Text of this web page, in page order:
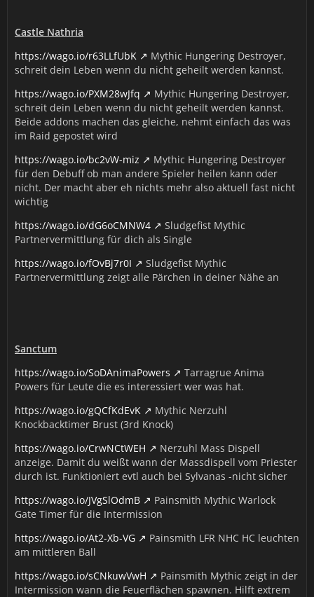
Castle Nathria
https://wago.io/r63LLfUbK
Mythic Hungering Destroyer,
schreit dein Leben wenn du nicht geheilt werden kannst.
https://wago.io/PXM28wJfq
Mythic Hungering Destroyer,
schreit dein Leben wenn du nicht geheilt werden kannst.
Beide addons machen das gleiche, nehmt einfach das was
im Raid gepostet wird
https://wago.io/bc2vW-miz
Mythic Hungering Destroyer
für den Debuff ob man andere Spieler heilen kann oder
nicht. Der macht aber eh nichts mehr also aktuell fast nicht
wichtig
https://wago.io/dG6oCMNW4
Sludgefist Mythic
Partnervermittlung für dich als Single
https://wago.io/fOvBj7r0I
Sludgefist Mythic
Partnervermittlung zeigt alle Pärchen in deiner Nähe an
Sanctum
https://wago.io/SoDAnimaPowers
Tarragrue Anima
Powers für Leute die es interessiert wer was hat.
https://wago.io/gQCfKdEvK
Mythic Nerzuhl
Knockbacktimer Brust (3rd Knock)
https://wago.io/CrwNCtWEH
Nerzuhl Mass Dispell
anzeige. Damit du weißt wann der Massdispell vom Priester
durch ist. Funktioniert evtl auch bei Sylvanas -nicht sicher
https://wago.io/JVgSlOdmB
Painsmith Mythic Warlock
Gate Timer für die Intermission
https://wago.io/At2-Xb-VG
Painsmith LFR NHC HC leuchten
am mittleren Ball
https://wago.io/sCNkuwVwH
Painsmith Mythic zeigt in der
Intermission wann die Feuerflächen spawnen. Hilft extrem